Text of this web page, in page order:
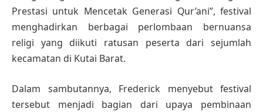
Prestasi untuk Mencetak Generasi Qur’ani”, festival
menghadirkan berbagai perlombaan bernuansa
religi yang diikuti ratusan peserta dari sejumlah
kecamatan di Kutai Barat.
Dalam sambutannya, Frederick menyebut festival
tersebut menjadi bagian dari upaya pembinaan